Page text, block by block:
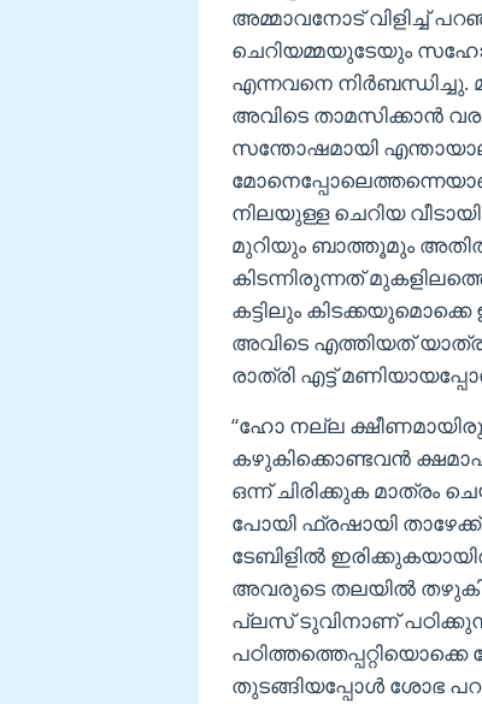
അമ്മാവനോട് വിളിച്ച്
ചെറിയമ്മയുടേയും
എന്നവനെ നിർബന്ധിച്ചു.
അവിടെ താമസിക്കാൻ
സന്തോഷമായി
നിലയുള്ള ചെറിയ
മുറിയും ബാത്തൂമും
കിടന്നിരുന്നത്
കട്ടിലും കിടക്കയുമൊക്കെ
അവിടെ എത്തിയത്
രാത്രി എട്ട്
“ഹോ നല്ല
കഴുകിക്കൊണ്ടവൻ
ഒന്ന് ചിരിക്കുക
പോയി ഫ്രഷായി
ടേബിളിൽ
അവരുടെ തലയിൽ
പ്ലസ് ടുവിനാണ്
തുടങ്ങിയപ്പോൾ ശോഭ